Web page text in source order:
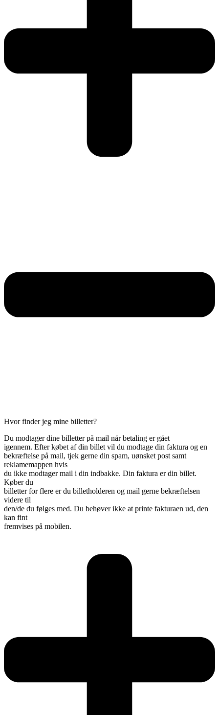
Hvor finder jeg mine billetter?
Du modtager dine billetter på mail når betaling er gået
igennem. Efter købet af din billet vil du modtage din faktura og en
bekræftelse på mail, tjek gerne din spam, uønsket post samt
reklamemappen hvis
du ikke modtager mail i din indbakke. Din faktura er din billet.
Køber du
billetter for flere er du billetholderen og mail gerne bekræftelsen
videre til
den/de du følges med. Du behøver ikke at printe fakturaen ud, den
kan fint
fremvises på mobilen.